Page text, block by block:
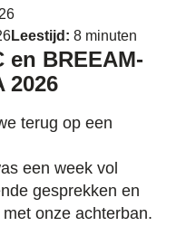
Leestijd:8 minuten
en BREEAM-
2026
terug op een
een week vol
gesprekken en
onze achterban.